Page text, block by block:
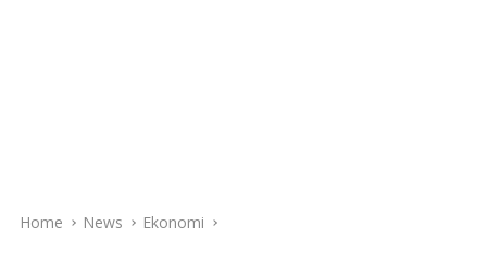
Home News Ekonomi